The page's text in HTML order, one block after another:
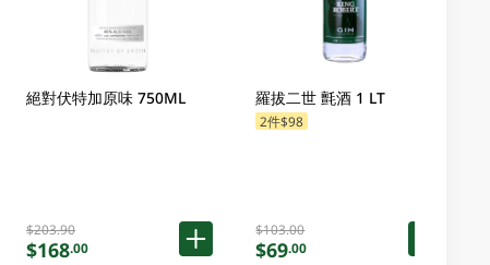
絕對伏特加原味 750ML
$203.90
$168.00
羅拔二世 氈酒 1 LT
2件$98
$103.00
$69.00